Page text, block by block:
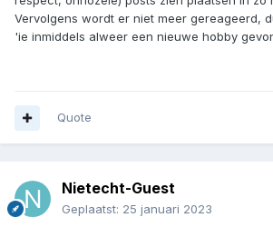
Vervolgens wordt er niet meer gereageerd,
'ie inmiddels alweer een nieuwe hobby
Quote
Nietecht-Guest
Geplaatst: 25 januari 2023